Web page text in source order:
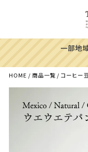
一部地
HOME 商品一覧 コーヒー